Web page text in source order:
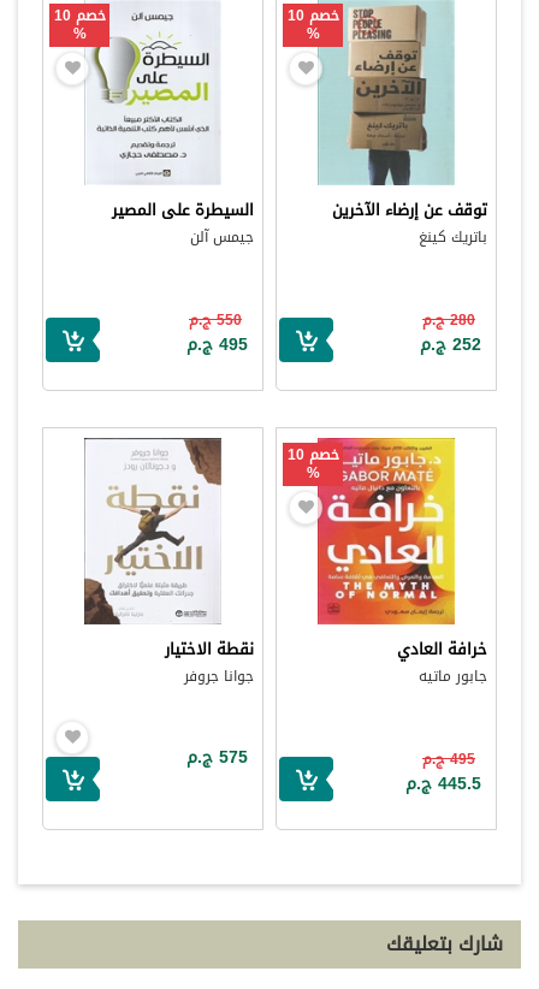
خصم 10
%
توقف عن إرضاء الآخرين
باتريك كينغ
280 ج.م
252 ج.م
خصم 10
%
السيطرة على المصير
جيمس آلن
550 ج.م
495 ج.م
خصم 10
%
خرافة العادي
جابور ماتيه
495 ج.م
445.5 ج.م
نقطة الاختيار
جوانا جروفر
575 ج.م
شارك بتعليقك